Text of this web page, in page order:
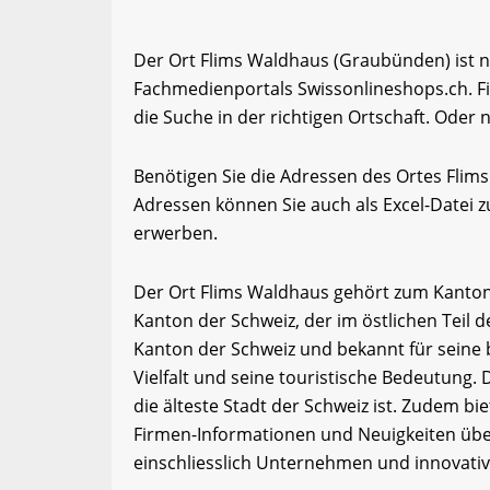
Der Ort Flims Waldhaus (Graubünden) ist
Fachmedienportals Swissonlineshops.ch.
die Suche in der richtigen Ortschaft. Oder
Benötigen Sie die Adressen des Ortes
Adressen können Sie auch als Excel-Datei
erwerben.
Der Ort Flims Waldhaus gehört zum
Kanton der Schweiz, der im östlichen Teil
Kanton der Schweiz und bekannt für
Vielfalt und seine touristische Bedeutung.
die älteste Stadt der Schweiz ist. Zudem
Firmen-Informationen und Neuigkeiten
einschliesslich Unternehmen und